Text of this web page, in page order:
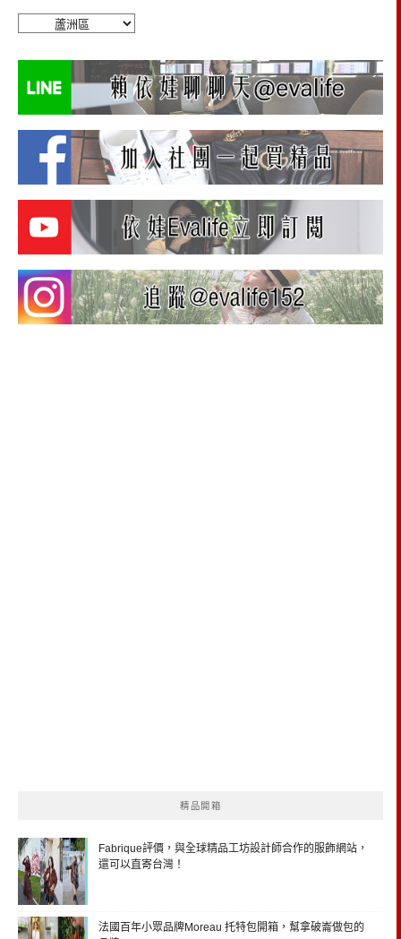
精品開箱
Fabrique評價，與全球精品工坊設計師合作的服飾網站，
還可以直寄台灣！
法國百年小眾品牌Moreau 托特包開箱，幫拿破崙做包的